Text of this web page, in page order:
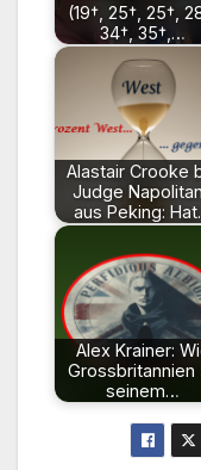
(19†, 25†, 25†,
34†, 35†,…
Alastair Crooke
Judge
aus Peking:
Alex Krainer:
Grossbritannien
seinem…